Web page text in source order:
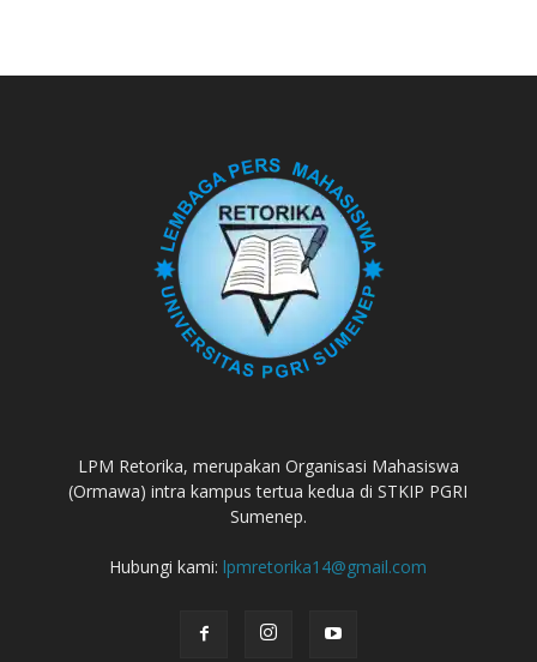
LPM Retorika, merupakan Organisasi Mahasiswa
(Ormawa) intra kampus tertua kedua di STKIP PGRI
Sumenep.
Hubungi kami: lpmretorika14@gmail.com